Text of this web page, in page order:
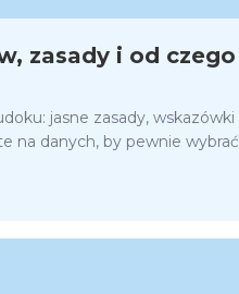
zasady i od czego
jasne zasady, wskazówki
na danych, by pewnie wybrać